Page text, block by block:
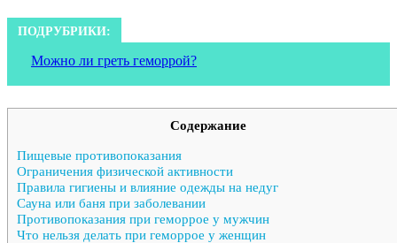
ПОДРУБРИКИ:
Можно ли греть геморрой?
Содержание
Пищевые противопоказания
Ограничения физической активности
Правила гигиены и влияние одежды на недуг
Сауна или баня при заболевании
Противопоказания при геморрое у мужчин
Что нельзя делать при геморрое у женщин